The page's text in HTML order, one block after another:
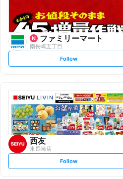
ファミリーマート
南長崎五丁目
s
t
o
w
Follow
西友
東長崎店
s
t
Follow